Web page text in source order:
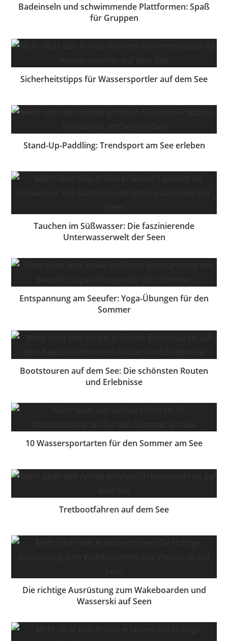
Badeinseln und schwimmende Plattformen: Spaß
für Gruppen
Sicherheitstipps für Wassersportler auf dem See
Stand-Up-Paddling: Trendsport am See erleben
Tauchen im Süßwasser: Die faszinierende
Unterwasserwelt der Seen
Entspannung am Seeufer: Yoga-Übungen für den
Sommer
Bootstouren auf dem See: Die schönsten Routen
und Erlebnisse
10 Wassersportarten für den Sommer am See
Tretbootfahren auf dem See
Die richtige Ausrüstung zum Wakeboarden und
Wasserski auf Seen